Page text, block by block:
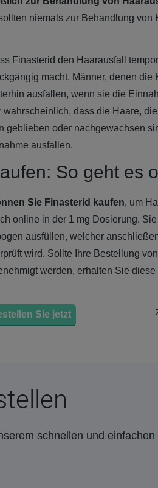
niemals zur Behandlung von
Finasterid den Haarausfall
macht. Männer, denen die
ausfallen, wenn sie die
wahrscheinlich, dass die Haare,
geblieben oder nachgewachsen
ausfallen.
So geht es
Sie Finasterid kaufen, um
online in der 1 mg Dosierung.
ausfüllen, welcher
wird. Sollte Ihre Bestellung
werden, erhalten Sie
Sie jetzt
schnellen und